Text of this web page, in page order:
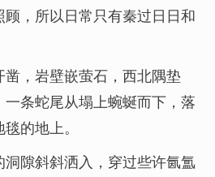
，所以日常只有秦过日日和
，岩壁嵌萤石，西北隅垫
条蛇尾从塌上蜿蜒而下，落
的地上。
洞隙斜斜洒入，穿过些许氤氲